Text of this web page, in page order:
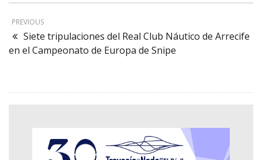
PREVIOUS
Siete tripulaciones del Real Club Náutico de Arrecife
en el Campeonato de Europa de Snipe